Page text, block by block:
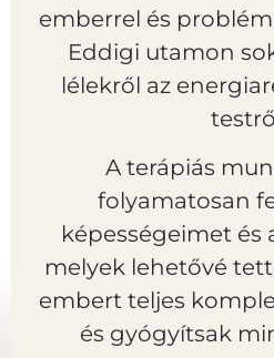
emberrel és
Eddigi utamon
lélekről az
A terápiás
folyamatosan
képességeimet és
melyek lehetővé
embert teljes
és gyógyítsak